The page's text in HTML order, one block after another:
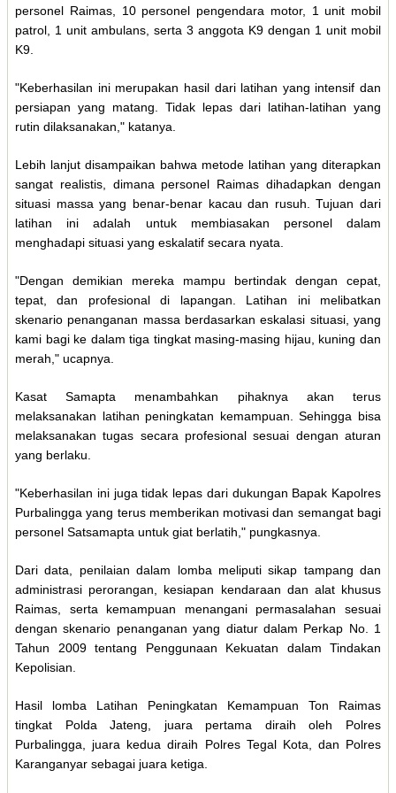
personel Raimas, 10 personel pengendara motor, 1 unit mobil
patrol, 1 unit ambulans, serta 3 anggota K9 dengan 1 unit mobil
K9.
"Keberhasilan ini merupakan hasil dari latihan yang intensif dan
persiapan yang matang. Tidak lepas dari latihan-latihan yang
rutin dilaksanakan," katanya.
Lebih lanjut disampaikan bahwa metode latihan yang diterapkan
sangat realistis, dimana personel Raimas dihadapkan dengan
situasi massa yang benar-benar kacau dan rusuh. Tujuan dari
latihan ini adalah untuk membiasakan personel dalam
menghadapi situasi yang eskalatif secara nyata.
"Dengan demikian mereka mampu bertindak dengan cepat,
tepat, dan profesional di lapangan. Latihan ini melibatkan
skenario penanganan massa berdasarkan eskalasi situasi, yang
kami bagi ke dalam tiga tingkat masing-masing hijau, kuning dan
merah," ucapnya.
Kasat Samapta menambahkan pihaknya akan terus
melaksanakan latihan peningkatan kemampuan. Sehingga bisa
melaksanakan tugas secara profesional sesuai dengan aturan
yang berlaku.
"Keberhasilan ini juga tidak lepas dari dukungan Bapak Kapolres
Purbalingga yang terus memberikan motivasi dan semangat bagi
personel Satsamapta untuk giat berlatih," pungkasnya.
Dari data, penilaian dalam lomba meliputi sikap tampang dan
administrasi perorangan, kesiapan kendaraan dan alat khusus
Raimas, serta kemampuan menangani permasalahan sesuai
dengan skenario penanganan yang diatur dalam Perkap No. 1
Tahun 2009 tentang Penggunaan Kekuatan dalam Tindakan
Kepolisian.
Hasil lomba Latihan Peningkatan Kemampuan Ton Raimas
tingkat Polda Jateng, juara pertama diraih oleh Polres
Purbalingga, juara kedua diraih Polres Tegal Kota, dan Polres
Karanganyar sebagai juara ketiga.